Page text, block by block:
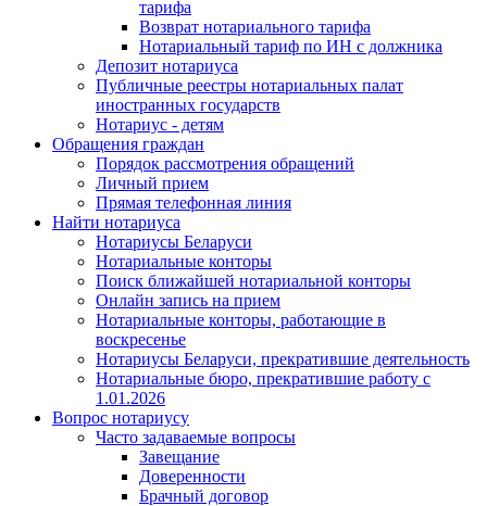
тарифа
Возврат нотариального тарифа
Нотариальный тариф по ИН с должника
Депозит нотариуса
Публичные реестры нотариальных палат
иностранных государств
Нотариус - детям
Обращения граждан
Порядок рассмотрения обращений
Личный прием
Прямая телефонная линия
Найти нотариуса
Нотариусы Беларуси
Нотариальные конторы
Поиск ближайшей нотариальной конторы
Онлайн запись на прием
Нотариальные конторы, работающие в
воскресенье
Нотариусы Беларуси, прекратившие деятельность
Нотариальные бюро, прекратившие работу с
1.01.2026
Вопрос нотариусу
Часто задаваемые вопросы
Завещание
Доверенности
Брачный договор